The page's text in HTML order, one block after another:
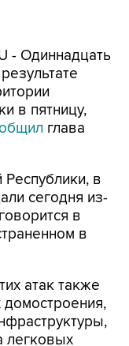
- Одиннадцать
в пятницу,
глава
в
в
в
атак также
легковых
Донецк,